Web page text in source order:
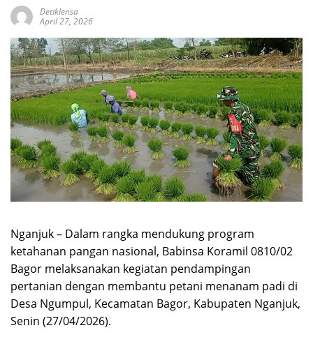
Detiklensa
April 27, 2026
Nganjuk – Dalam rangka mendukung program
ketahanan pangan nasional, Babinsa Koramil 0810/02
Bagor melaksanakan kegiatan pendampingan
pertanian dengan membantu petani menanam padi di
Desa Ngumpul, Kecamatan Bagor, Kabupaten Nganjuk,
Senin (27/04/2026).